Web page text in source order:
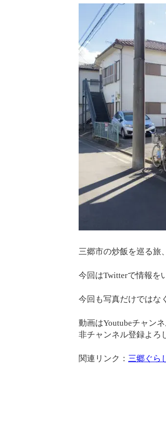
三郷市の炒飯を巡る旅
今回はTwitterで情報を
今回も写真だけではな
動画はYoutubeチャン
非チャンネル登録よろ
関連リンク： 三郷ぐら